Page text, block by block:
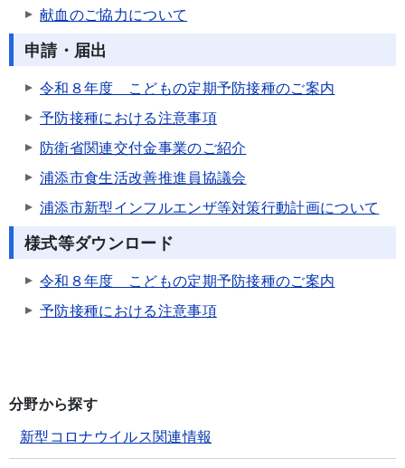
献血のご協力について
申請・届出
令和８年度 こどもの定期予防接種のご案内
予防接種における注意事項
防衛省関連交付金事業のご紹介
浦添市食生活改善推進員協議会
浦添市新型インフルエンザ等対策行動計画について
様式等ダウンロード
令和８年度 こどもの定期予防接種のご案内
予防接種における注意事項
分野から探す
新型コロナウイルス関連情報